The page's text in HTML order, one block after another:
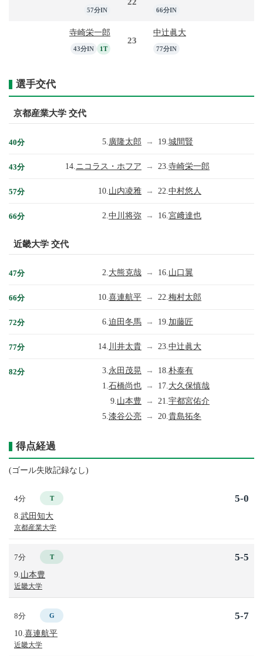
57分IN 66分IN
寺崎栄一郎
43分IN 1T
23
中辻眞大
77分IN
選手交代
京都産業大学 交代
40分 5. 廣隆太郎 → 19. 城間賢
43分 14. ニコラス・ホフア → 23. 寺崎栄一郎
57分 10. 山内凌雅 → 22. 中村悠人
66分 2. 中川将弥 → 16. 宮﨑達也
近畿大学 交代
47分 2. 大熊克哉 → 16. 山口翼
66分 10. 喜連航平 → 22. 梅村太郎
72分 6. 迫田冬馬 → 19. 加藤匠
77分 14. 川井太貴 → 23. 中辻眞大
82分 3. 永田茂晃 → 18. 朴泰有
1. 石橋尚也 → 17. 大久保慎哉
9. 山本豊 → 21. 宇都宮佑介
5. 漆谷公亮 → 20. 貴島拓冬
得点経過
(ゴール失敗記録なし)
4分 T
8. 武田知大
京都産業大学
5-0
7分 T
9. 山本豊
近畿大学
5-5
8分 G
10. 喜連航平
近畿大学
5-7